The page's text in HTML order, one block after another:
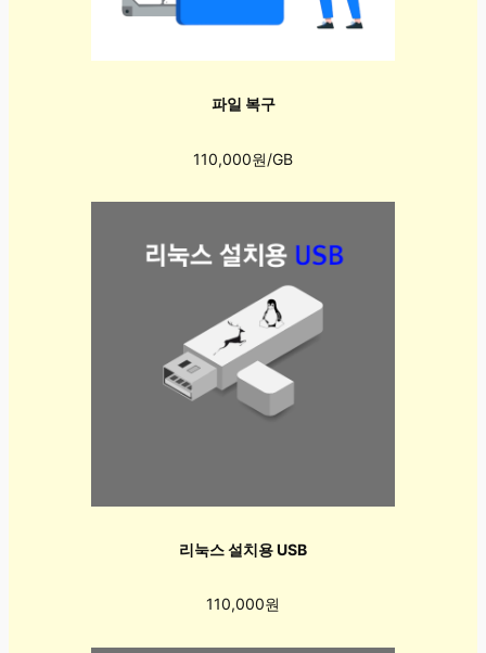
파일 복구
110,000원/GB
리눅스 설치용 USB
110,000원